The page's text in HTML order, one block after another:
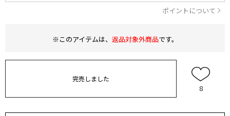
ポイントについて
※このアイテムは、 返品対象外商品です。
完売しました
8